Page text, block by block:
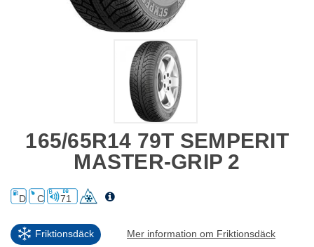
165/65R14 79T SEMPERIT
MASTER-GRIP 2
D C 71
Friktionsdäck Mer information om Friktionsdäck